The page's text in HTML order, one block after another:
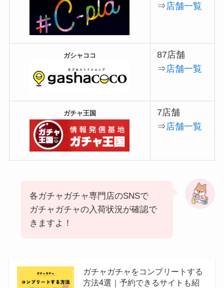
⇒店舗一覧
ガシャココ
87店舗
⇒店舗一覧
ガチャ王国
7店舗
⇒店舗一覧
各ガチャガチャ専門店のSNSで
ガチャガチャの入荷状況が確認で
きますよ！
ガチャガチャをコンプリートする
方法4選｜予約できるサイトも紹